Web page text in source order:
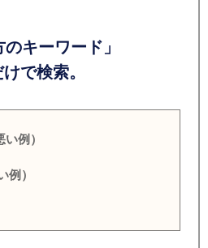
キーワード」
で検索。
例）
例）